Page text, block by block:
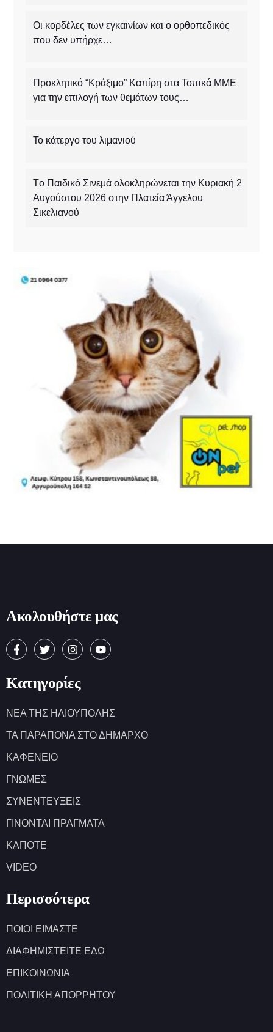
Οι κορδέλες των εγκαινίων και ο ορθοπεδικός
που δεν υπήρχε…
Προκλητικό “Κράξιμο” Καπίρη στα Τοπικά ΜΜΕ
για την επιλογή των θεμάτων τους…
Το κάτεργο του λιμανιού
Tο Παιδικό Σινεμά ολοκληρώνεται την Κυριακή 2
Αυγούστου 2026 στην Πλατεία Άγγελου
Σικελιανού
Ακολουθήστε μας
Κατηγορίες
ΝΕΑ ΤΗΣ ΗΛΙΟΥΠΟΛΗΣ
ΤΑ ΠΑΡΑΠΟΝΑ ΣΤΟ ΔΗΜΑΡΧΟ
ΚΑΦΕΝΕΙΟ
ΓΝΩΜΕΣ
ΣΥΝΕΝΤΕΥΞΕΙΣ
ΓΙΝΟΝΤΑΙ ΠΡΑΓΜΑΤΑ
ΚΑΠΟΤΕ
VIDEO
Περισσότερα
ΠΟΙΟΙ ΕΙΜΑΣΤΕ
ΔΙΑΦΗΜΙΣΤΕΙΤΕ ΕΔΩ
ΕΠΙΚΟΙΝΩΝΙΑ
ΠΟΛΙΤΙΚΗ ΑΠΟΡΡΗΤΟΥ